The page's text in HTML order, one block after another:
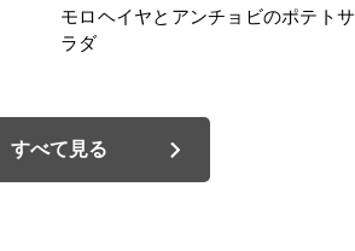
モロヘイヤとアンチョビのポテトサ
ラダ
すべて見る